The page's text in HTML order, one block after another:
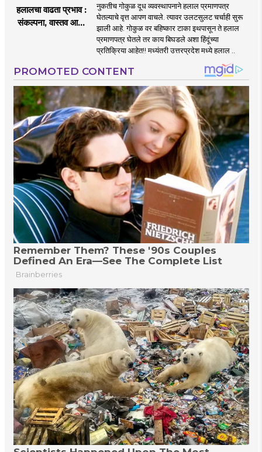
हलालचा वाढता प्रभाव :
संकल्पना, वास्तव आणि
नुकतीच गोकुळ दूध व्यवस्थापनाने हलाल प्रमाणपत्र
घेतल्याचे वृत्त आपण वाचले. त्यावर उलटसुलट चर्चाही सुरू
झाली आहे. गोकुळ वर बहिष्कार टाका इथपासून ते हलाल
प्रमाणपत्र घेतले तर काय बिघडले अशा हिंदूंच्या
प्रतिक्रिया आहेत!! मध्यंतरी उत्तरप्रदेश मध्ये हलाल ..